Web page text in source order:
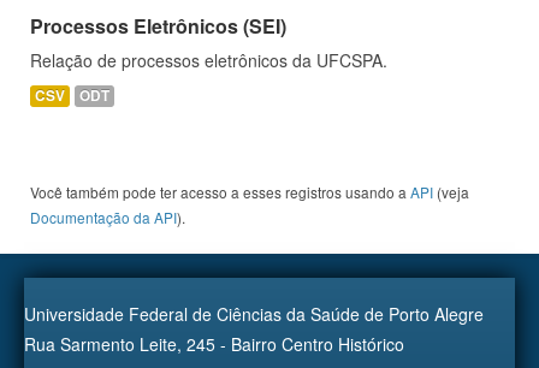
Processos Eletrônicos (SEI)
Relação de processos eletrônicos da UFCSPA.
CSV ODT
Você também pode ter acesso a esses registros usando a API (veja
Documentação da API).
Universidade Federal de Ciências da Saúde de Porto Alegre
Rua Sarmento Leite, 245 - Bairro Centro Histórico